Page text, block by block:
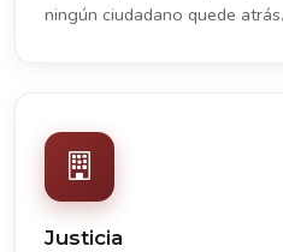
ningún ciudadano quede atrás.
Justicia